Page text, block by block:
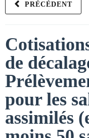
PRÉCÉDENT
de
pour les
assimilés